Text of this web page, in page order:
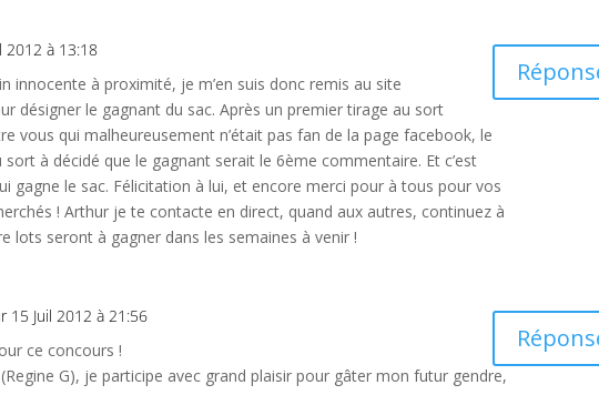
2012 à 13:18
innocente à proximité, je m’en suis donc remis au site
désigner le gagnant du sac. Après un premier tirage au sort
vous qui malheureusement n’était pas fan de la page facebook, le
à décidé que le gagnant serait le 6ème commentaire. Et c’est
gagne le sac. Félicitation à lui, et encore merci pour à tous pour vos
! Arthur je te contacte en direct, quand aux autres, continuez à
lots seront à gagner dans les semaines à venir !
15 Juil 2012 à 21:56
ce concours !
G), je participe avec grand plaisir pour gâter mon futur gendre,